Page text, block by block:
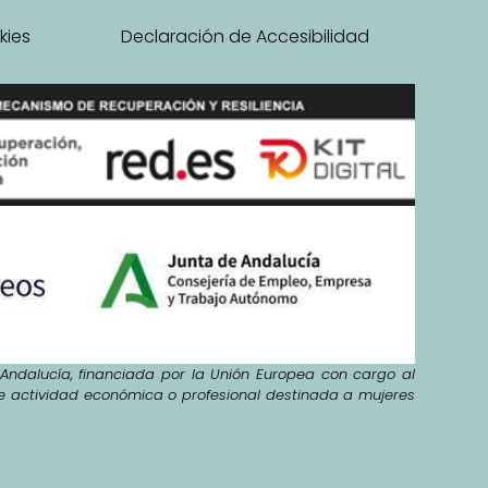
Declaración de Accesibilidad
financiada por la Unión Europea con cargo al
actividad económica o profesional destinada a mujeres